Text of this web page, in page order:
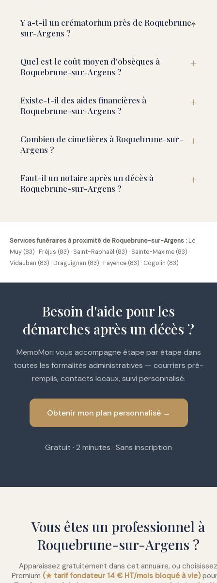
Y a-t-il un crématorium près de Roquebrune-
sur-Argens ?
Quel est le coût moyen d'obsèques à
Roquebrune-sur-Argens ?
Existe-t-il des aides financières à
Roquebrune-sur-Argens ?
Combien de cimetières à Roquebrune-sur-
Argens ?
Faut-il un notaire après un décès à
Roquebrune-sur-Argens ?
Services funéraires à proximité de Roquebrune-sur-Argens : Le
Muy (83) · Fréjus (83) · Saint-Raphaël (83) · Sainte-Maxime (83) ·
Vidauban (83) · Draguignan (83) · Fayence (83) · Cogolin (83)
Besoin d'aide pour les
démarches après un décès ?
MemoMori vous accompagne étape par étape dans
toutes les formalités administratives — courriers pré-
remplis, contacts locaux, suivi personnalisé.
Obtenir mon plan personnalisé →
Gratuit · 2 minutes · Sans inscription
Vous êtes un professionnel à
Roquebrune-sur-Argens ?
Apparaissez gratuitement dans cet annuaire, ou choisissez
Premium (★ tarif fondateur 14 € HT/mois bloqué à vie)